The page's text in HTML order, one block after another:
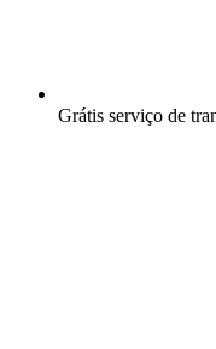
Grátis serviço de